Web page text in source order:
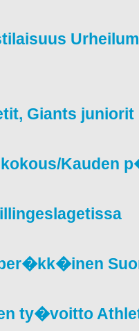
Giants juniorit
kokous/
ty�voitto